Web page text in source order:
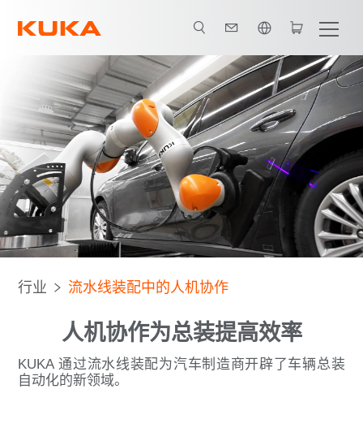
控制软件 数据分析 所有系统合作伙伴
行业 流水线装配中的人机协作
人机协作为总装提高效率
KUKA 通过流水线装配为汽车制造商开辟了车辆总装
自动化的新领域。